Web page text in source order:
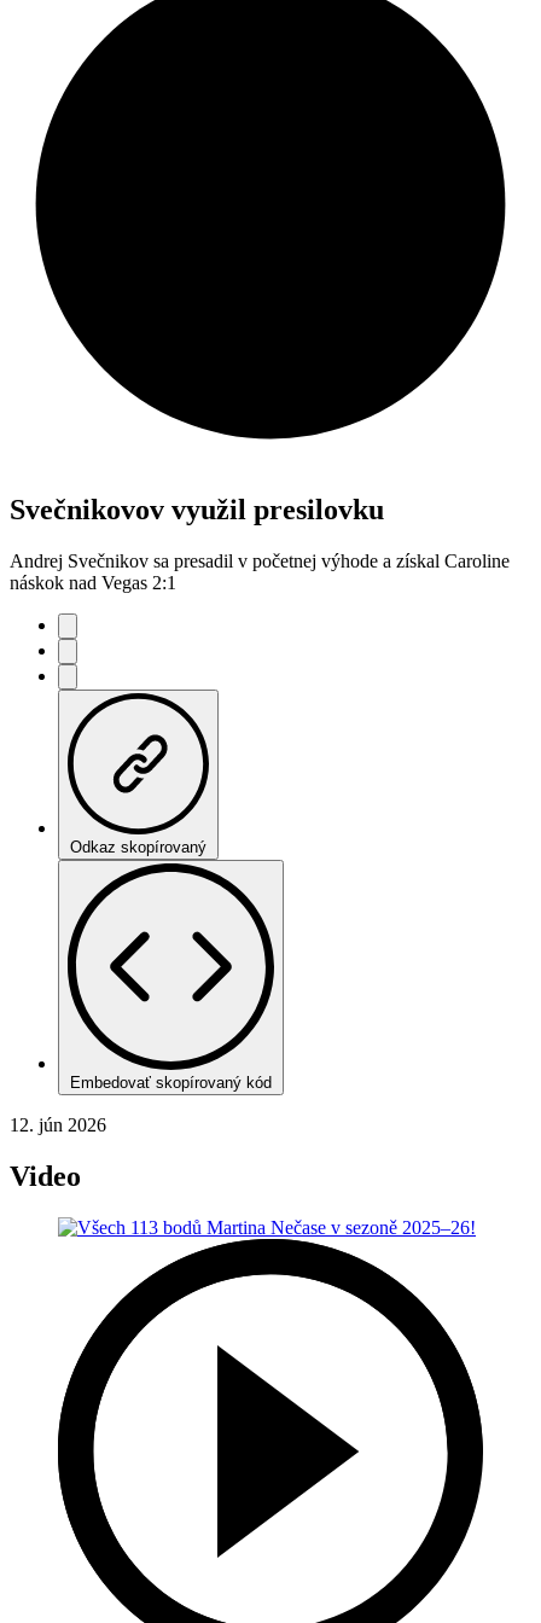
Svečnikovov využil presilovku
Andrej Svečnikov sa presadil v početnej výhode a získal Caroline
náskok nad Vegas 2:1
Odkaz skopírovaný
Embedovať skopírovaný kód
12. jún 2026
Video